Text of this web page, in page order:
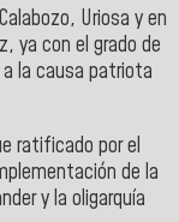
Uriosa y en
ya con el grado de
a la causa patriota
ratificado por el
de la
y la oligarquía